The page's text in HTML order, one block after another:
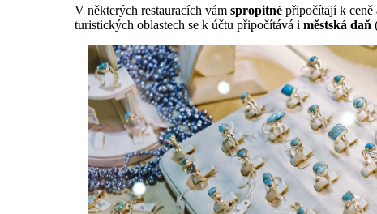
V některých restauracích vám spropitné připočítají k ceně
turistických oblastech se k účtu připočítává i městská daň